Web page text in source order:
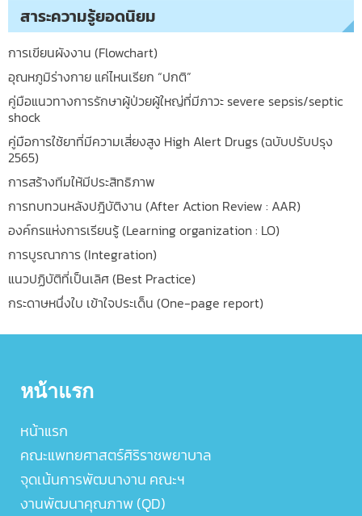
สาระความรู้ยอดนิยม
การเขียนผังงาน (Flowchart)
อุณหภูมิร่างกาย แค่ไหนเรียก “ปกติ”
คู่มือแนวทางการรักษาผู้ป่วยผู้ใหญ่ที่มีภาวะ severe sepsis/septic
shock
คู่มือการใช้ยาที่มีความเสี่ยงสูง High Alert Drugs (ฉบับปรับปรุง
2565)
การสร้างทีมให้มีประสิทธิภาพ
การทบทวนหลังปฎิบัติงาน (After Action Review : AAR)
องค์กรแห่งการเรียนรู้ (Learning organization : LO)
การบูรณาการ (Integration)
แนวปฏิบัติที่เป็นเลิศ (Best Practice)
กระดาษหนึ่งใบ เข้าใจประเด็น (One-page report)
หน้าแรก
หน้าแรก
คณะแพทยศาสตร์ศิริราชพยาบาล
จุดเน้นการพัฒนางาน คณะฯ
งานพัฒนาคุณภาพ (QD)